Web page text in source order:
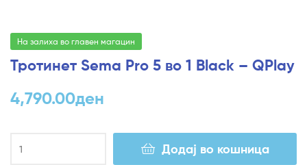
На залиха во главен магацин
Тротинет Sema Pro 5 во 1 Black – QPlay
4,790.00ден
Додај во кошница